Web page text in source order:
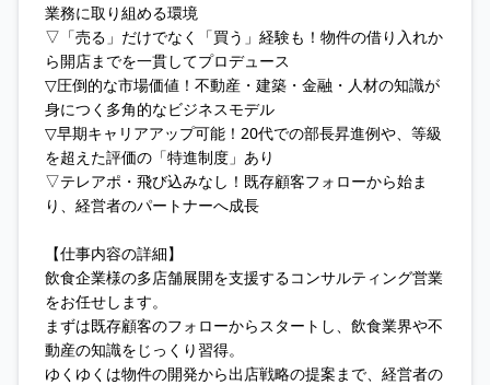
業務に取り組める環境
▽「売る」だけでなく「買う」経験も！物件の借り入れか
ら開店までを一貫してプロデュース
▽圧倒的な市場価値！不動産・建築・金融・人材の知識が
身につく多角的なビジネスモデル
▽早期キャリアアップ可能！20代での部長昇進例や、等級
を超えた評価の「特進制度」あり
▽テレアポ・飛び込みなし！既存顧客フォローから始ま
り、経営者のパートナーへ成長
【仕事内容の詳細】
飲食企業様の多店舗展開を支援するコンサルティング営業
をお任せします。
まずは既存顧客のフォローからスタートし、飲食業界や不
動産の知識をじっくり習得。
ゆくゆくは物件の開発から出店戦略の提案まで、経営者の